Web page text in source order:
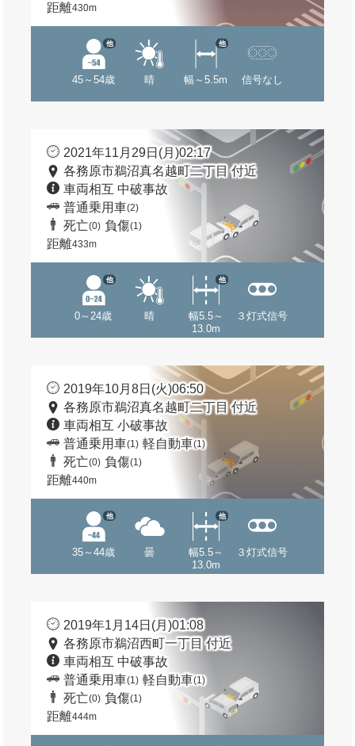
距離430m
45～54歳
他
晴 幅～5.5m
他
信号なし
2021年11月29日(月)02:17
各務原市鵜沼真名越町二丁目 付近
車両相互 中破事故
普通乗用車(2)
死亡(0) 負傷(1)
距離433m
0～24歳
他
晴
幅5.5～
13.0m
他
３灯式信号
2019年10月8日(火)06:50
各務原市鵜沼真名越町二丁目 付近
車両相互 小破事故
普通乗用車(1) 軽自動車(1)
死亡(0) 負傷(1)
距離440m
35～44歳
他
曇
幅5.5～
13.0m
他
３灯式信号
2019年1月14日(月)01:08
各務原市鵜沼西町一丁目 付近
車両相互 中破事故
普通乗用車(1) 軽自動車(1)
死亡(0) 負傷(1)
距離444m